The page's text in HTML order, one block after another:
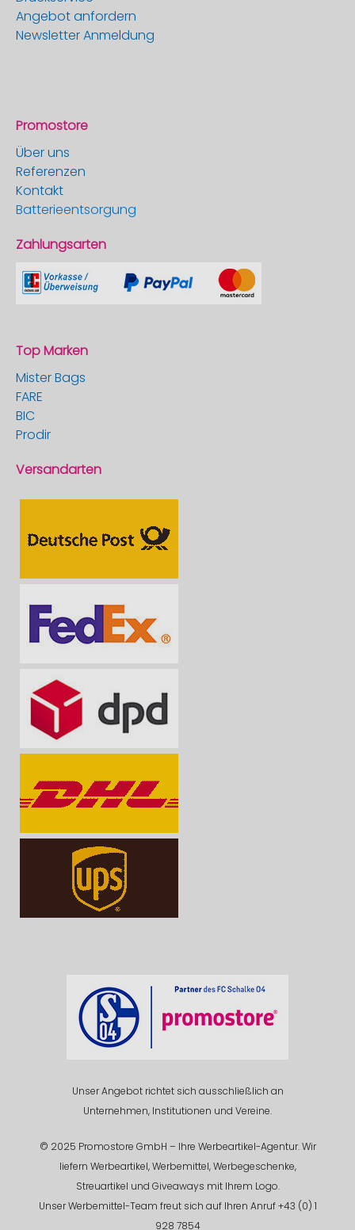
Angebot anfordern
Newsletter Anmeldung
Promostore
Über uns
Referenzen
Kontakt
Batterieentsorgung
Zahlungsarten
Top Marken
Mister Bags
FARE
BIC
Prodir
Versandarten
Unser Angebot richtet sich ausschließlich an
Unternehmen, Institutionen und Vereine.
© 2025 Promostore GmbH – Ihre Werbeartikel-Agentur. Wir
liefern Werbeartikel, Werbemittel, Werbegeschenke,
Streuartikel und Giveaways mit Ihrem Logo.
Unser Werbemittel-Team freut sich auf Ihren Anruf +43 (0) 1
928 7854